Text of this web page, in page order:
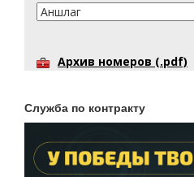
Архив номеров (.pdf)
Служба по контракту